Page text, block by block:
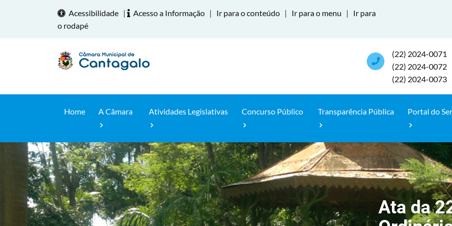
Acessibilidade | Acesso a Informação | Ir para o conteúdo | Ir para o menu |
Ir para
o rodapé
(22) 2024-0071
(22) 2024-0072
(22) 2024-0073
Home A Câmara Atividades Legislativas Concurso Público Transparência Pública Portal do
Ata da